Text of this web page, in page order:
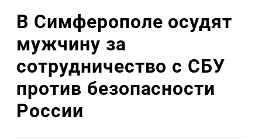
В Симферополе осудят
мужчину за
сотрудничество с СБУ
против безопасности
России